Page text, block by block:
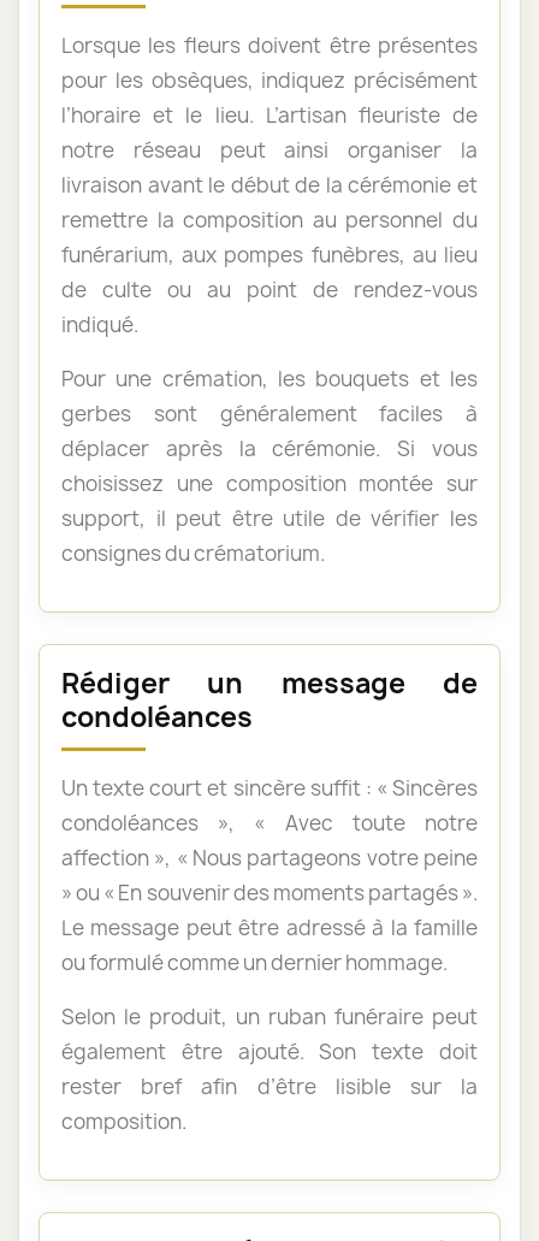
Lorsque les fleurs doivent être présentes
pour les obsèques, indiquez précisément
l’horaire et le lieu. L’artisan fleuriste de
notre réseau peut ainsi organiser la
livraison avant le début de la cérémonie et
remettre la composition au personnel du
funérarium, aux pompes funèbres, au lieu
de culte ou au point de rendez-vous
indiqué.
Pour une crémation, les bouquets et les
gerbes sont généralement faciles à
déplacer après la cérémonie. Si vous
choisissez une composition montée sur
support, il peut être utile de vérifier les
consignes du crématorium.
Rédiger un message de
condoléances
Un texte court et sincère suffit : « Sincères
condoléances », « Avec toute notre
affection », « Nous partageons votre peine
» ou « En souvenir des moments partagés ».
Le message peut être adressé à la famille
ou formulé comme un dernier hommage.
Selon le produit, un ruban funéraire peut
également être ajouté. Son texte doit
rester bref afin d’être lisible sur la
composition.